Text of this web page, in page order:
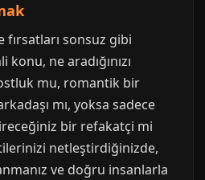
fırsatları sonsuz gibi
ne aradığınızı
mu, romantik bir
mı, yoksa sadece
bir refakatçi mi
netleştirdiğinizde,
ve doğru insanlarla